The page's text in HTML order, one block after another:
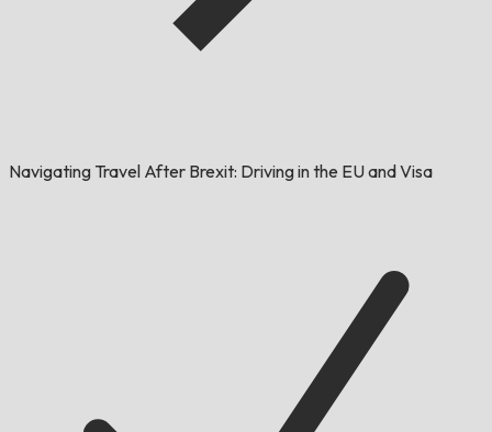
Navigating Travel After Brexit: Driving in the EU and Visa